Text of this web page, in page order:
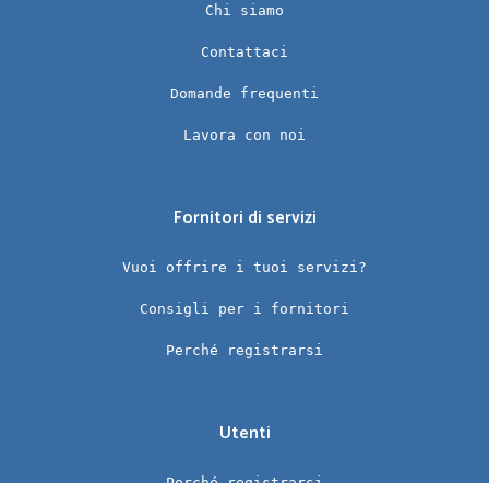
Chi siamo
Contattaci
Domande frequenti
Lavora con noi
Fornitori di servizi
Vuoi offrire i tuoi servizi?
Consigli per i fornitori
Perché registrarsi
Utenti